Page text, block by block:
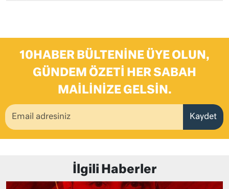
10HABER BÜLTENINE ÜYE OLUN,
GÜNDEM ÖZETI HER SABAH
MAILINIZE GELSIN.
Kaydet
İlgili Haberler